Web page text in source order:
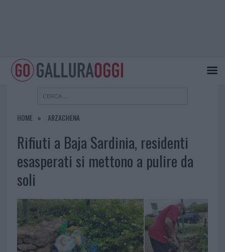
HOME ARZACHENA
Rifiuti a Baja Sardinia, residenti
esasperati si mettono a pulire da
soli